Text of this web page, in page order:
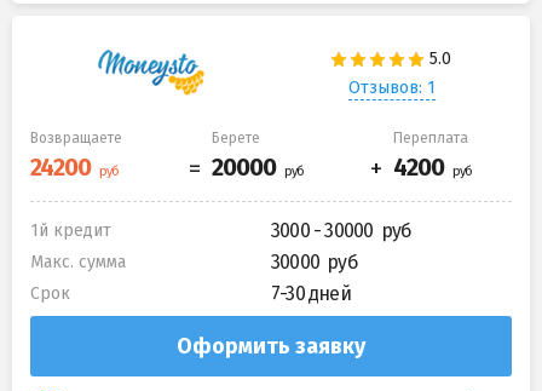
Отзывов: 1
Возвращаете Берете Переплата
1й кредит 3000 - 30000
Макс. сумма 30000
Срок 7-30 дней
Оформить заявку